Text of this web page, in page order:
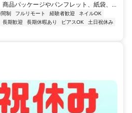
品パッケージやパンフレット、紙袋、...
制 フルリモート 経験者歓迎
ネイルOK
長期歓迎 長期休暇あり ピアスOK
土日祝休み